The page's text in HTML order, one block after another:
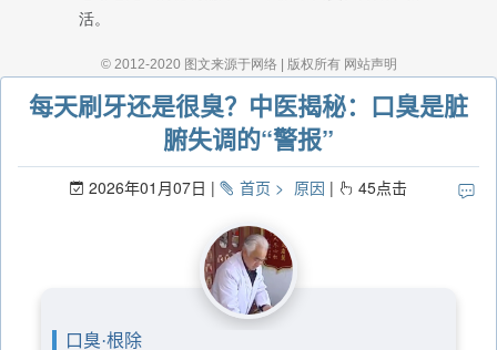
每天刷牙还是很臭？中医揭秘：口臭是脏
腑失调的“警报”
2026年01月07日 首页 原因 45点击
口臭·根除